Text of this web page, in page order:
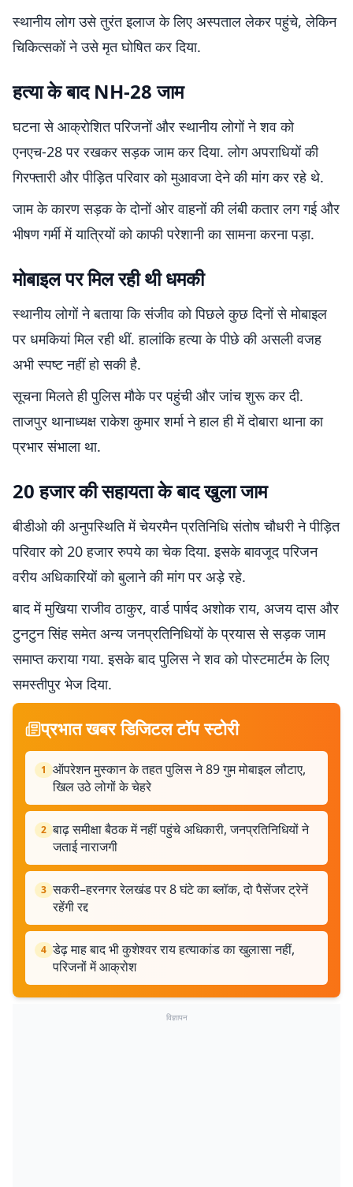
स्थानीय लोग उसे तुरंत इलाज के लिए अस्पताल लेकर पहुंचे, लेकिन
चिकित्सकों ने उसे मृत घोषित कर दिया.
हत्या के बाद NH-28 जाम
घटना से आक्रोशित परिजनों और स्थानीय लोगों ने शव को
एनएच-28 पर रखकर सड़क जाम कर दिया. लोग अपराधियों की
गिरफ्तारी और पीड़ित परिवार को मुआवजा देने की मांग कर रहे थे.
जाम के कारण सड़क के दोनों ओर वाहनों की लंबी कतार लग गई और
भीषण गर्मी में यात्रियों को काफी परेशानी का सामना करना पड़ा.
मोबाइल पर मिल रही थी धमकी
स्थानीय लोगों ने बताया कि संजीव को पिछले कुछ दिनों से मोबाइल
पर धमकियां मिल रही थीं. हालांकि हत्या के पीछे की असली वजह
अभी स्पष्ट नहीं हो सकी है.
सूचना मिलते ही पुलिस मौके पर पहुंची और जांच शुरू कर दी.
ताजपुर थानाध्यक्ष राकेश कुमार शर्मा ने हाल ही में दोबारा थाना का
प्रभार संभाला था.
20 हजार की सहायता के बाद खुला जाम
बीडीओ की अनुपस्थिति में चेयरमैन प्रतिनिधि संतोष चौधरी ने पीड़ित
परिवार को 20 हजार रुपये का चेक दिया. इसके बावजूद परिजन
वरीय अधिकारियों को बुलाने की मांग पर अड़े रहे.
बाद में मुखिया राजीव ठाकुर, वार्ड पार्षद अशोक राय, अजय दास और
टुनटुन सिंह समेत अन्य जनप्रतिनिधियों के प्रयास से सड़क जाम
समाप्त कराया गया. इसके बाद पुलिस ने शव को पोस्टमार्टम के लिए
समस्तीपुर भेज दिया.
प्रभात खबर डिजिटल टॉप स्टोरी
1 ऑपरेशन मुस्कान के तहत पुलिस ने 89 गुम मोबाइल लौटाए,
खिल उठे लोगों के चेहरे
2 बाढ़ समीक्षा बैठक में नहीं पहुंचे अधिकारी, जनप्रतिनिधियों ने
जताई नाराजगी
3 सकरी–हरनगर रेलखंड पर 8 घंटे का ब्लॉक, दो पैसेंजर ट्रेनें
रहेंगी रद्द
4 डेढ़ माह बाद भी कुशेश्वर राय हत्याकांड का खुलासा नहीं,
परिजनों में आक्रोश
विज्ञापन